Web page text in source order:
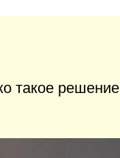
такое решение